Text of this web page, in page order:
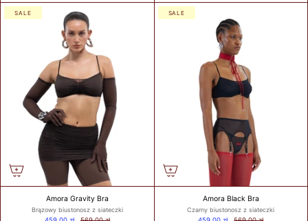
SALE
Amora Gravity Bra
Brązowy biustonosz z siateczki
SALE
Amora Black Bra
Czarny biustonosz z siateczki